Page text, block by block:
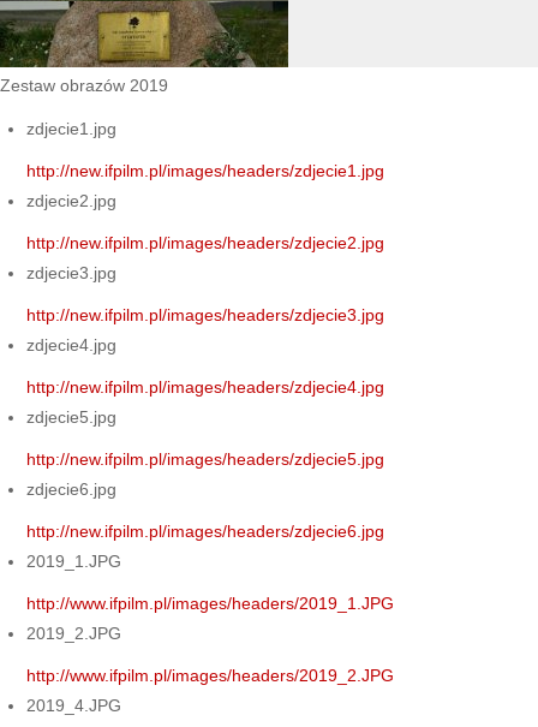
Zestaw obrazów 2019
zdjecie1.jpg
http://new.ifpilm.pl/images/headers/zdjecie1.jpg
zdjecie2.jpg
http://new.ifpilm.pl/images/headers/zdjecie2.jpg
zdjecie3.jpg
http://new.ifpilm.pl/images/headers/zdjecie3.jpg
zdjecie4.jpg
http://new.ifpilm.pl/images/headers/zdjecie4.jpg
zdjecie5.jpg
http://new.ifpilm.pl/images/headers/zdjecie5.jpg
zdjecie6.jpg
http://new.ifpilm.pl/images/headers/zdjecie6.jpg
2019_1.JPG
http://www.ifpilm.pl/images/headers/2019_1.JPG
2019_2.JPG
http://www.ifpilm.pl/images/headers/2019_2.JPG
2019_4.JPG